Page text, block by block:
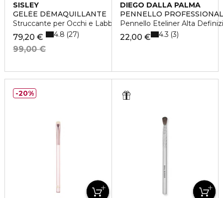
SISLEY
GELÉE DÉMAQUILLANTE
Struccante per Occhi e Labbra
79,20 €
99,00 €
4.8 27
DIEGO DALLA PALMA
PENNELLO
Pennello Eteliner Alta
22,00 € 4.3 3
20%